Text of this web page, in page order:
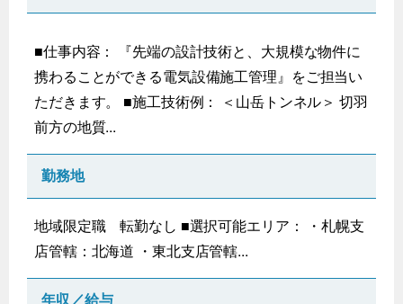
■仕事内容： 『先端の設計技術と、大規模な物件に
携わることができる電気設備施工管理』をご担当い
ただきます。 ■施工技術例： ＜山岳トンネル＞ 切羽
前方の地質...
勤務地
地域限定職 転勤なし ■選択可能エリア： ・札幌支
店管轄：北海道 ・東北支店管轄...
年収／給与